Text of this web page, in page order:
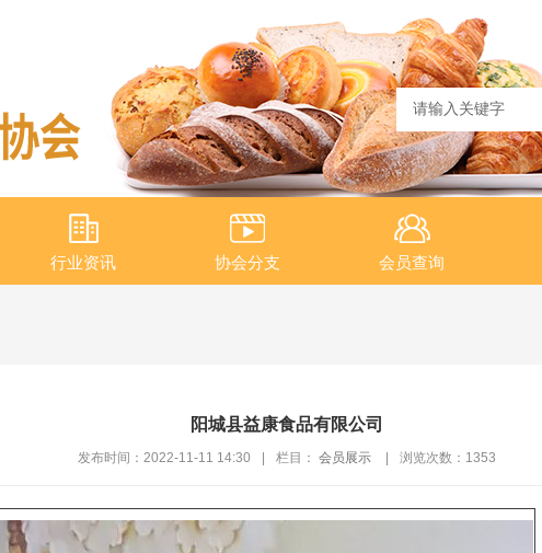
行业资讯 协会分支 会员查询
阳城县益康食品有限公司
发布时间：2022-11-11 14:30 栏目： 会员展示 浏览次数： 1353